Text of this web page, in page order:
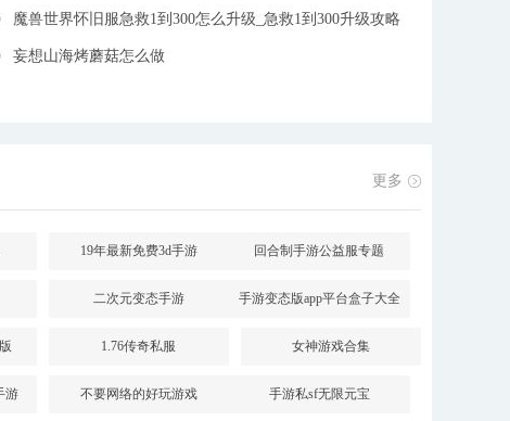
魔兽世界怀旧服急救1到300怎么升级_急救1到300升级攻略
妄想山海烤蘑菇怎么做
件
更多
19年最新免费3d手游 回合制手游公益服专题
二次元变态手游 手游变态版app平台盒子大全
1.76传奇私服 女神游戏合集
游 不要网络的好玩游戏 手游私sf无限元宝